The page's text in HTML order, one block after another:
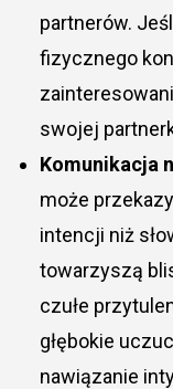
partnerów.
fizycznego
swojej
Komunikacja
może
intencji niż
towarzyszą
czułe
głębokie
nawiązanie